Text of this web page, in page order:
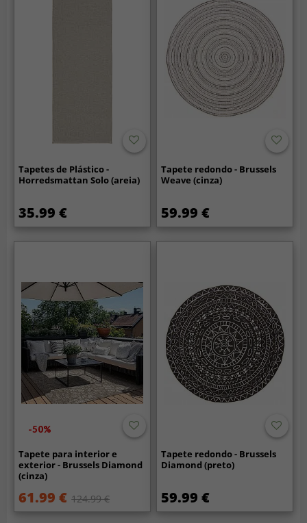
Tapetes de Plástico -
Horredsmattan Solo (areia)
35.99 €
Tapete redondo - Brussels
Weave (cinza)
59.99 €
-50%
Tapete para interior e
exterior - Brussels Diamond
(cinza)
61.99 € 124.99 €
Tapete redondo - Brussels
Diamond (preto)
59.99 €